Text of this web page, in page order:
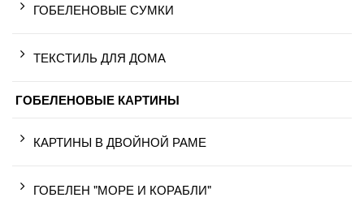
ГОБЕЛЕНОВЫЕ СУМКИ
ТЕКСТИЛЬ ДЛЯ ДОМА
ГОБЕЛЕНОВЫЕ КАРТИНЫ
КАРТИНЫ В ДВОЙНОЙ РАМЕ
ГОБЕЛЕН "МОРЕ И КОРАБЛИ"